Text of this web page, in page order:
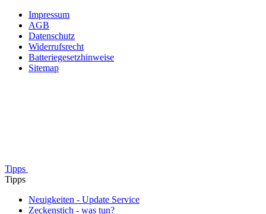
Impressum
AGB
Datenschutz
Widerrufsrecht
Batteriegesetzhinweise
Sitemap
Tipps
Tipps
Neuigkeiten - Update Service
Zeckenstich - was tun?